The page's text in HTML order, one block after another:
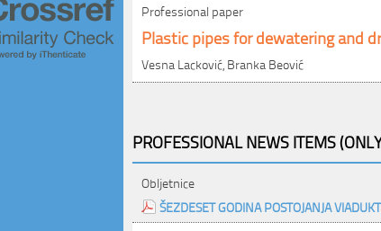
Professional paper
Plastic pipes for dewatering and
Vesna Lacković, Branka Beović
PROFESSIONAL NEWS ITEMS
Obljetnice
ŠEZDESET GODINA POSTOJANJA